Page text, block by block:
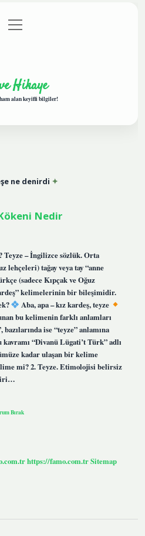
Politikası
menüyü
aç
Hikaye
alan keyifli bilgiler!
ne denirdi
Nedir
– İngilizce sözlük. Orta
lehçeleri) tağay veya tay “anne
(sadece Kıpçak ve Oğuz
kelimelerinin bir bileşimidir.
Aba, apa – kız kardeş, teyze
bu kelimenin farklı anlamları
ise “teyze” anlamına
“Divanü Lügati’t Türk” adlı
kadar ulaşan bir kelime
mi? 2. Teyze. Etimolojisi belirsiz
Bırak
https://famo.com.trSitemap